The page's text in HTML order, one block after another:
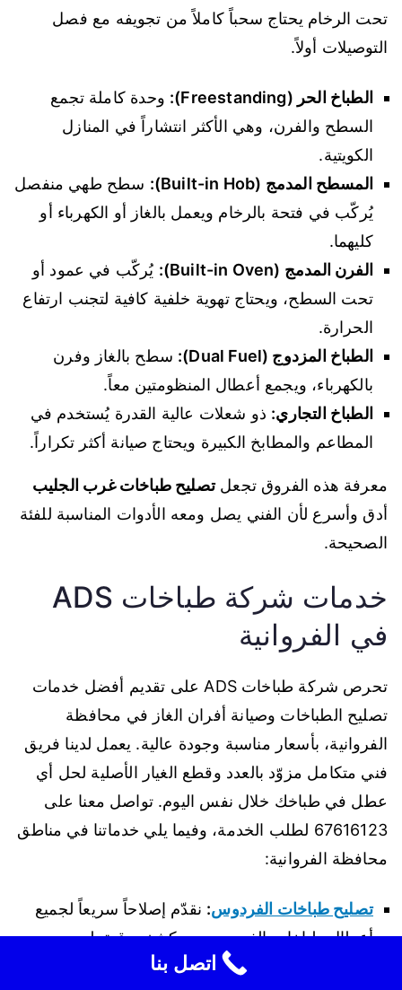
تحت الرخام يحتاج سحباً كاملاً من تجويفه مع فصل
التوصيلات أولاً.
الطباخ الحر (Freestanding):
وحدة كاملة تجمع
السطح والفرن، وهي الأكثر انتشاراً في المنازل
الكويتية.
المسطح المدمج (Built-in Hob):
سطح طهي منفصل
يُركّب في فتحة بالرخام ويعمل بالغاز أو الكهرباء أو
كليهما.
الفرن المدمج (Built-in Oven):
يُركّب في عمود أو
تحت السطح، ويحتاج تهوية خلفية كافية لتجنب ارتفاع
الحرارة.
الطباخ المزدوج (Dual Fuel):
سطح بالغاز وفرن
بالكهرباء، ويجمع أعطال المنظومتين معاً.
الطباخ التجاري: ذو شعلات عالية القدرة يُستخدم في
المطاعم والمطابخ الكبيرة ويحتاج صيانة أكثر تكراراً.
معرفة هذه الفروق تجعلتصليح طباخات غرب الجليب
أدق وأسرع لأن الفني يصل ومعه الأدوات المناسبة للفئة
الصحيحة.
خدمات شركة طباخات ADS
في الفروانية
تحرص شركة طباخات ADS على تقديم أفضل خدمات
تصليح الطباخات وصيانة أفران الغاز في محافظة
الفروانية، بأسعار مناسبة وجودة عالية. يعمل لدينا فريق
فني متكامل مزوّد بالعدد وقطع الغيار الأصلية لحل أي
عطل في طباخك خلال نفس اليوم. تواصل معنا على
67616123 لطلب الخدمة، وفيما يلي خدماتنا في مناطق
محافظة الفروانية:
تصليح طباخات الفردوس: نقدّم إصلاحاً سريعاً لجميع
أعطال طباخات الفردوس مع كشف دقيق لمصدر
العطل وإصلاحه في الموقع.اتصل بنا